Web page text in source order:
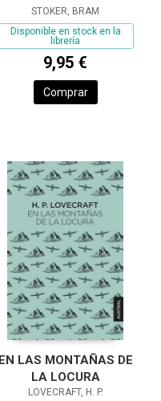
STOKER, BRAM
Disponible en stock en la
librería
9,95 €
Comprar
EN LAS MONTAÑAS DE
LA LOCURA
LOVECRAFT, H. P.